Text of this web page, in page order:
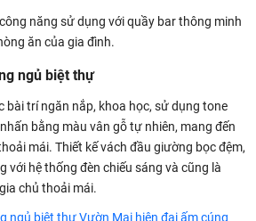
năng sử dụng với quầy bar thông minh
ăn của gia đình.
ngủ biệt thự
bài trí ngăn nắp, khoa học, sử dụng tone
bằng màu vân gỗ tự nhiên, mang đến
mái. Thiết kế vách đầu giường bọc đệm,
với hệ thống đèn chiếu sáng và cũng là
chủ thoải mái.